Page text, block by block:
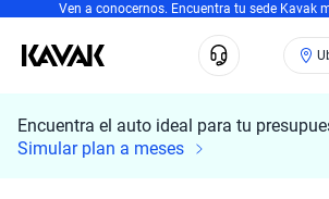
Ven a conocernos. Encuentra tu sede Kavak
Encuentra el auto ideal para tu
Simular plan a meses